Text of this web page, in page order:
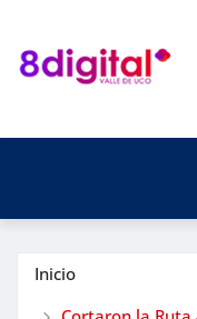
contenido
Inicio